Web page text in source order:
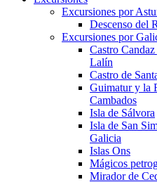
Excursiones por
Descenso del
Excursiones por
Castro
Lalín
Castro de
Guimatur y la
Cambados
Isla de Sálvora
Isla de San
Galicia
Islas Ons
Mágicos
Mirador de